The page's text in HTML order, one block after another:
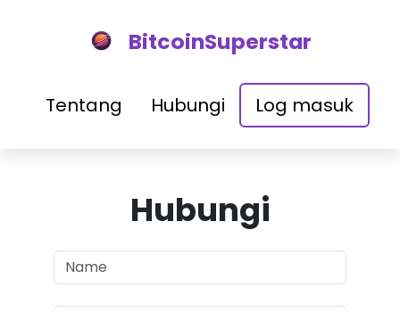
BitcoinSuperstar
Tentang Hubungi Log masuk
Hubungi